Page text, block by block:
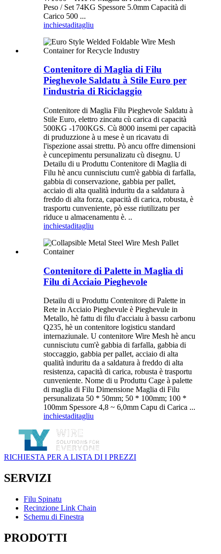
Peso / Set 74KG Spessore 5.0mm Capacità di
Carico 500 ...
inchiestaditagliu
Contenitore di Maglia di Filu
Pieghevole Saldatu à Stile Euro per
l'industria di Riciclaggio
Contenitore di Maglia Filu Pieghevole Saldatu à
Stile Euro, elettro zincatu cù carica di capacità
500KG -1700KGS. Cù 8000 insemi per capacità
di pruduzzione à u mese è un ricavatu di
l'ispezione assai strettu. Pò ancu offre dimensioni
è cuncepimentu persunalizatu cù disegnu. U
Detailu di u Produttu Contenitore di Maglia di
Filu hè ancu cunnisciutu cum'è gabbia di farfalla,
gabbia di conservazione, gabbia per pallet,
acciaio di alta qualità induritu da a saldatura à
freddo di alta forza, capacità di carica, robusta, è
trasportu cunveniente, pò esse riutilizatu per
riduce u almacenamentu è. ..
inchiestaditagliu
Contenitore di Palette in Maglia di
Filu di Acciaio Pieghevole
Detailu di u Produttu Contenitore di Palette in
Rete in Acciaio Pieghevule è Pieghevule in
Metallo, hè fattu di filu d'acciaiu à bassu carbonu
Q235, hè un contenitore logisticu standard
internaziunale. U contenitore Wire Mesh hè ancu
cunnisciutu cum'è gabbia di farfalla, gabbia di
stoccaggio, gabbia per pallet, acciaio di alta
qualità induritu da a saldatura à freddo di alta
resistenza, capacità di carica, robusta è trasportu
cunveniente. Nome di u Produttu Cage à palette
di maglia di Filu Dimensione Maglia di Filu
persunalizata 50 * 50mm; 50 * 100mm; 100 *
100mm Spessore 4,8 ~ 6,0mm Capu di Carica ...
inchiestaditagliu
RICHIESTA PER A LISTA DI I PREZZI
SERVIZI
Filu Spinatu
Recinzione Link Chain
Schernu di Finestra
PRODOTTI